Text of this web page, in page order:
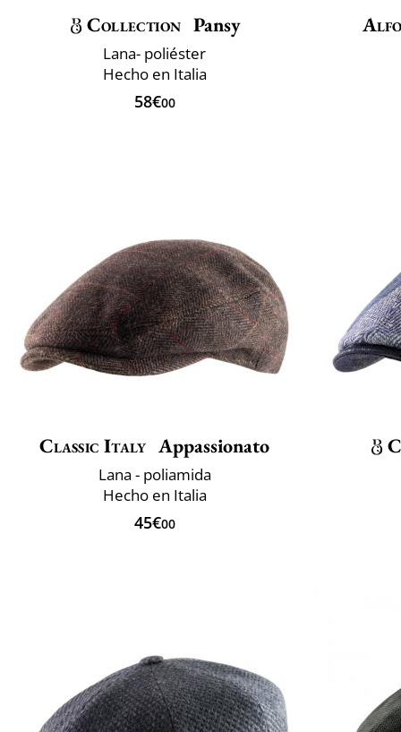
Collection Pansy
Lana- poliéster
Hecho en Italia
58€00
Classic Italy Appassionato
Lana - poliamida
Hecho en Italia
45€00